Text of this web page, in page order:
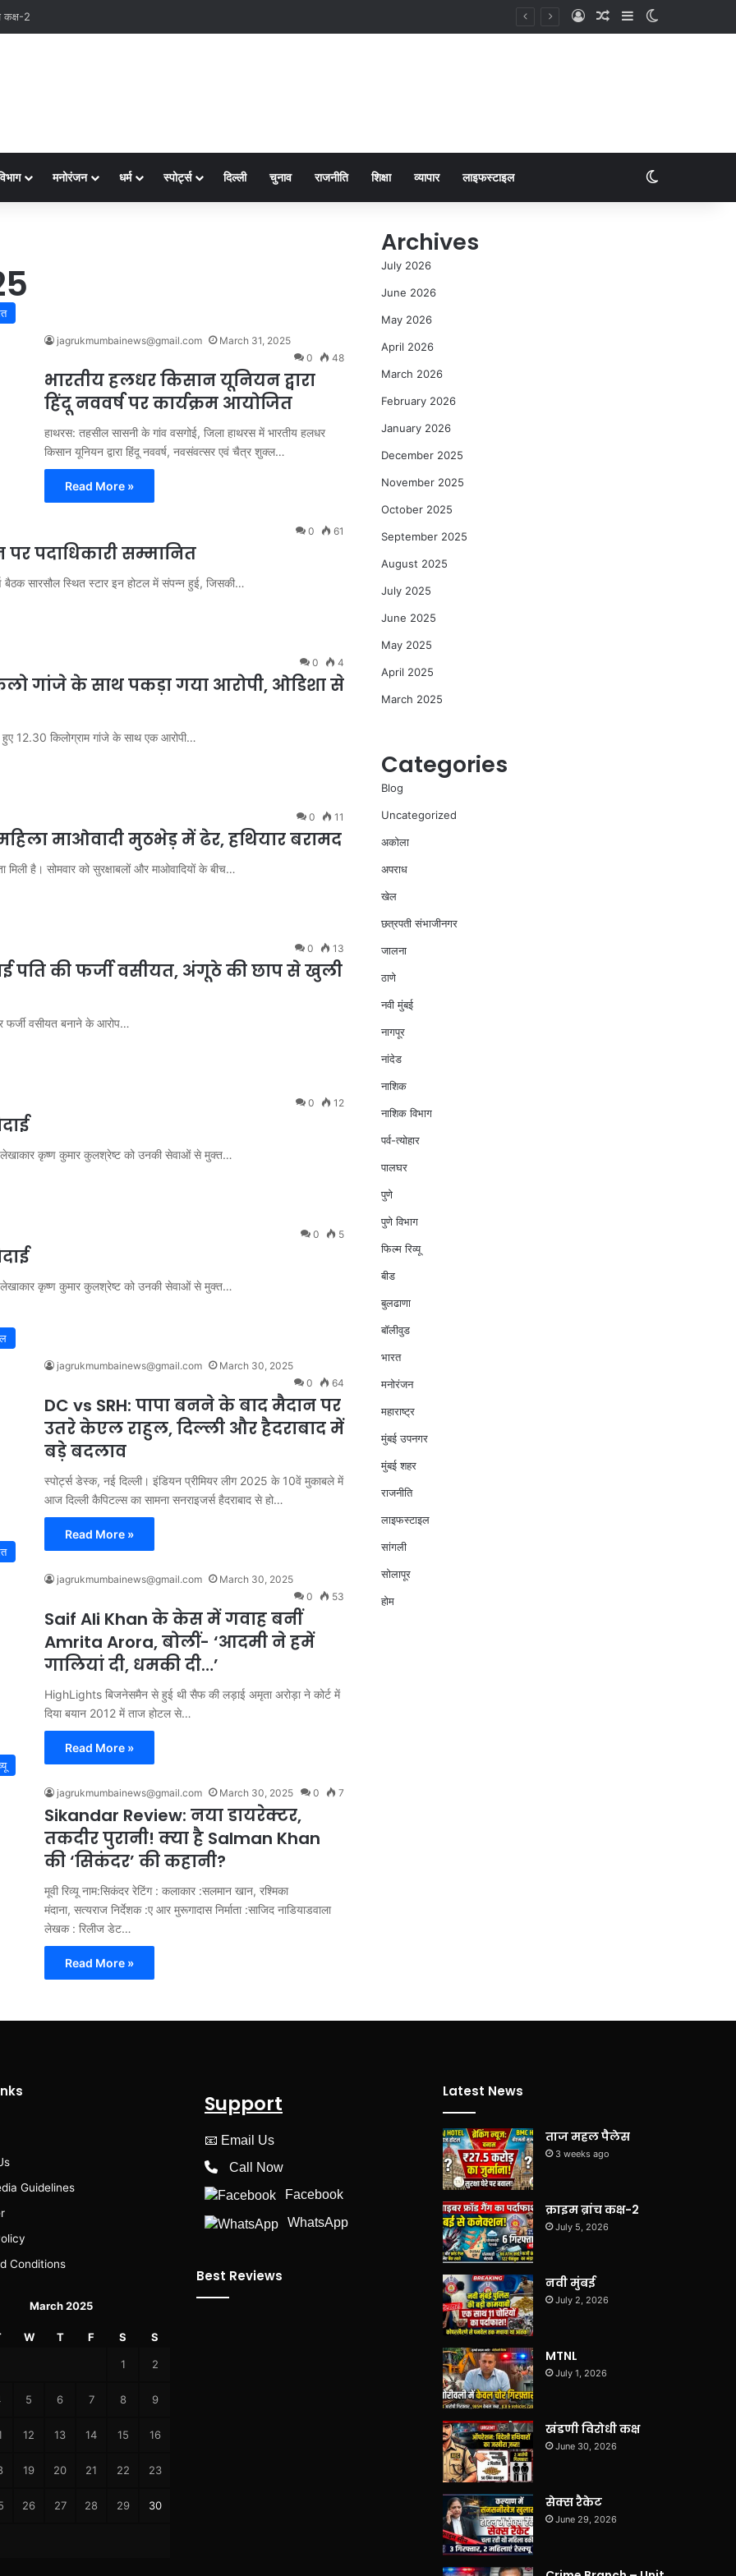
मनोरंजन धर्म स्पोर्ट्स दिल्ली चुनाव राजनीति शिक्षा व्यापार लाइफस्टाइल
jagrukmumbainews@gmail.com
March 31, 2025
0
48
भारतीय हलधर किसान यूनियन द्वारा
हिंदू नववर्ष पर कार्यक्रम आयोजित
हाथरस: तहसील सासनी के गांव वसगोई, जिला हाथरस में भारतीय हलधर
किसान यूनियन द्वारा हिंदू नववर्ष, नवसंवत्सर एवं चैत्र शुक्ल…
Read More »
0 61
पदाधिकारी सम्मानित
बैठक सारसौल स्थित स्टार इन होटल में संपन्न हुई, जिसकी…
0 4
गांजे के साथ पकड़ा गया आरोपी, ओडिशा से
हुए 12.30 किलोग्राम गांजे के साथ एक आरोपी…
0 11
माओवादी मुठभेड़ में ढेर, हथियार बरामद
है। सोमवार को सुरक्षाबलों और माओवादियों के बीच…
0 13
पति की फर्जी वसीयत, अंगूठे की छाप से खुली
फर्जी वसीयत बनाने के आरोप…
0 12
लेखाकार कृष्ण कुमार कुलश्रेष्ट को उनकी सेवाओं से मुक्त…
0 5
लेखाकार कृष्ण कुमार कुलश्रेष्ट को उनकी सेवाओं से मुक्त…
jagrukmumbainews@gmail.com
March 30, 2025
0
64
DC vs SRH: पापा बनने के बाद मैदान पर
उतरे केएल राहुल, दिल्‍ली और हैदराबाद में
बड़े बदलाव
स्पोर्ट्स डेस्क, नई दिल्ली। इंडियन प्रीमियर लीग 2025 के 10वें मुकाबले में
आज दिल्‍ली कैपिटल्‍स का सामना सनराइजर्स हैदराबाद से हो…
Read More »
jagrukmumbainews@gmail.com
March 30, 2025
0
53
Saif Ali Khan के केस में गवाह बनीं
Amrita Arora, बोलीं- ‘आदमी ने हमें
गालियां दी, धमकी दी…’
HighLights बिजनेसमैन से हुई थी सैफ की लड़ाई अमृता अरोड़ा ने कोर्ट में
दिया बयान 2012 में ताज होटल से…
Read More »
jagrukmumbainews@gmail.com March 30, 2025 0 7
Sikandar Review: नया डायरेक्टर,
तकदीर पुरानी! क्या है Salman Khan
की ‘सिकंदर’ की कहानी?
मूवी रिव्यू नाम:सिकंदर रेटिंग : कलाकार :सलमान खान, रश्मिका
मंदाना, सत्यराज निर्देशक :ए आर मुरूगादास निर्माता :साजिद नाडियाडवाला
लेखक : रिलीज डेट…
Read More »
Archives
July 2026
June 2026
May 2026
April 2026
March 2026
February 2026
January 2026
December 2025
November 2025
October 2025
September 2025
August 2025
July 2025
June 2025
May 2025
April 2025
March 2025
Categories
Blog
Uncategorized
अकोला
अपराध
खेल
छत्रपती संभाजीनगर
जालना
ठाणे
नवी मुंबई
नागपूर
नांदेड
नाशिक
नाशिक विभाग
पर्व-त्योहार
पालघर
पुणे
पुणे विभाग
फिल्म रिव्यू
बीड
बुलढाणा
बॉलीवुड
भारत
मनोरंजन
महाराष्ट्र
मुंबई उपनगर
मुंबई शहर
राजनीति
लाइफस्टाइल
सांगली
सोलापूर
होम
Guidelines
Conditions
March 2025
W T F S S
1 2
5 6 7 8 9
12 13 14 15 16
19 20 21 22 23
26 27 28 29 30
Support
📧 Email Us
Call Now
Facebook
WhatsApp
Best Reviews
Latest News
ताज महल पैलेस
3 weeks ago
क्राइम ब्रांच कक्ष-2
July 5, 2026
नवी मुंबई
July 2, 2026
MTNL
July 1, 2026
खंडणी विरोधी कक्ष
June 30, 2026
सेक्स रैकेट
June 29, 2026